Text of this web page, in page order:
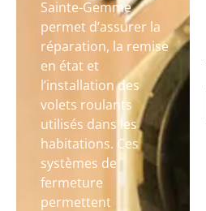
Sainte-Gemme
permet d’assurer la
réparation, la remise
en état et
l’installation des
volets roulants
utilisés dans les
habitations. Ces
systèmes de
fermeture
permettent